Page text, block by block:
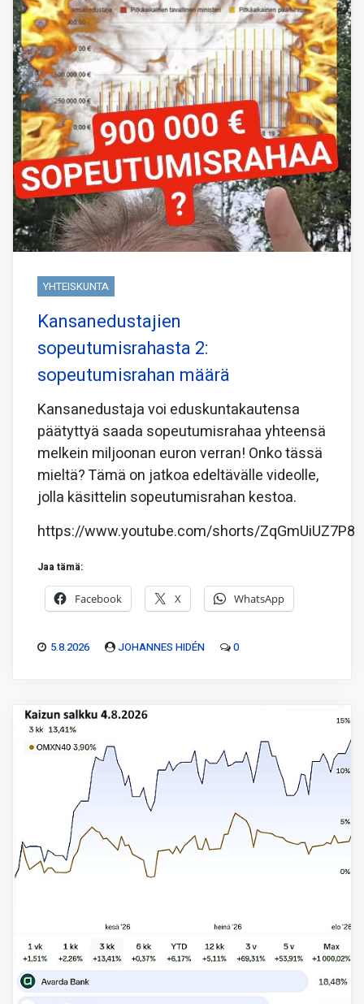
YHTEISKUNTA
Kansanedustajien
sopeutumisrahasta 2:
sopeutumisrahan määrä
Kansanedustaja voi eduskuntakautensa
päätyttyä saada sopeutumisrahaa yhteensä
melkein miljoonan euron verran! Onko tässä
mieltä? Tämä on jatkoa edeltävälle videolle,
jolla käsittelin sopeutumisrahan kestoa.
https://www.youtube.com/shorts/ZqGmUiUZ7P8
Jaa tämä:
Facebook X WhatsApp
5.8.2026 JOHANNES HIDÉN 0